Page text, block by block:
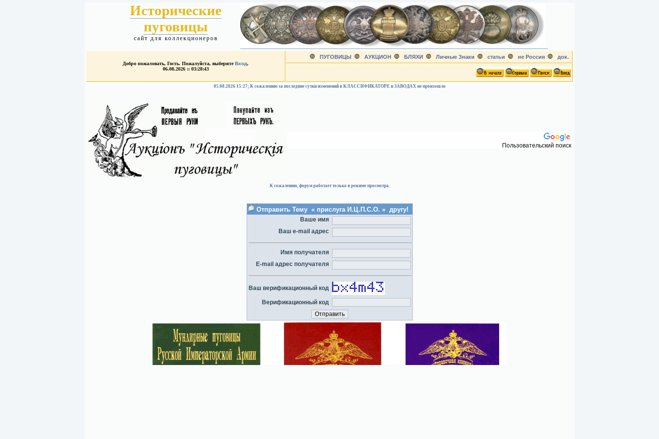
Исторические
пуговицы
сайт для коллекционеров
Добро пожаловать, Гость. Пожалуйста, выберитеВход.
06.08.2026 :: 03:28:43
ПУГОВИЦЫ АУКЦИОН БЛЯХИ Личные Знаки статьи не Россия док.
05.08.2026 15:27; К сожалению за последние сутки изменений в КЛАССИФИКАТОРЕ и ЗАВОДАХ не произошло
Пользовательский поиск
К сожалению, форум работает только в режиме просмотра.
Отправить Тему « прислуга И.Ц.П.С.О. » другу!
Ваше имя
Ваш e-mail адрес
Имя получателя
E-mail адрес получателя
Ваш верификационный код
Верификационный код